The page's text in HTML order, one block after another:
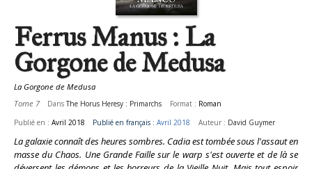
Ferrus Manus : La
Gorgone de Medusa
La Gorgone de Medusa
Tome 7
DansThe Horus Heresy : Primarchs Format : Roman
Publié en : Avril 2018 Publié en français :Avril 2018 Auteur : David Guymer
La galaxie connaît des heures sombres. Cadia est tombée sous l'assaut en
masse du Chaos. Une Grande Faille sur le warp s'est ouverte et de là se